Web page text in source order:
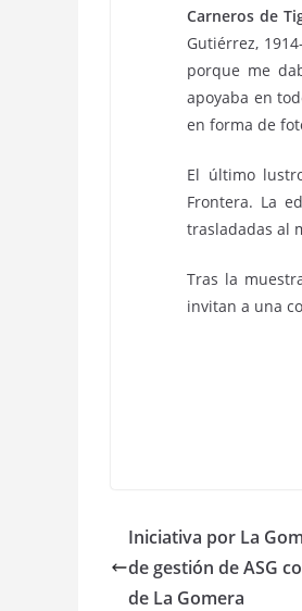
Carneros de
Gutiérrez,
porque me
apoyaba en
en forma de
El último
Frontera. La
trasladadas al
Tras la
invitan a una
Iniciativa por La
de gestión de ASG
de La Gomera